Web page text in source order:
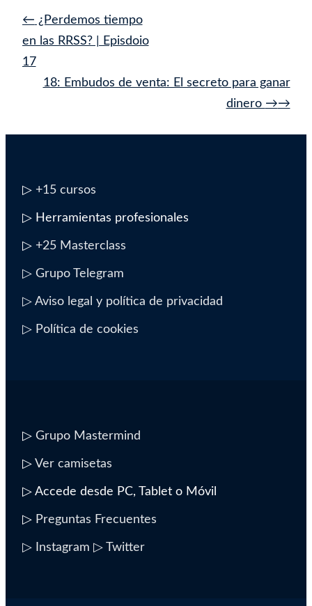
Navegación
de
entrada
← ¿Perdemos tiempo
en las RRSS? | Episdoio
17
18: Embudos de venta: El secreto para ganar
dinero
→
▷ +15 cursos
▷ Herramientas profesionales
▷ +25 Masterclass
▷ Grupo Telegram
▷ Aviso legal y política de privacidad
▷ Política de cookies
▷ Grupo Mastermind
▷ Ver camisetas
▷ Accede desde PC, Tablet o Móvil
▷ Preguntas Frecuentes
▷ Instagram ▷ Twitter